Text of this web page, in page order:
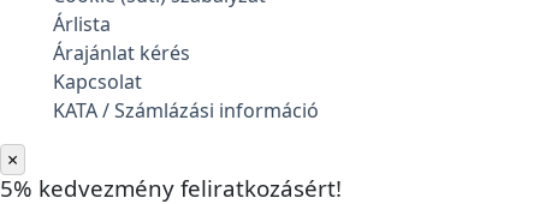
Árlista
Árajánlat kérés
Kapcsolat
KATA / Számlázási információ
×
5% kedvezmény feliratkozásért!